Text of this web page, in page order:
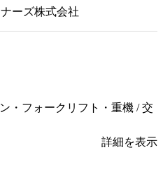
ーズ株式会社
・フォークリフト・重機 / 交
詳細を表示